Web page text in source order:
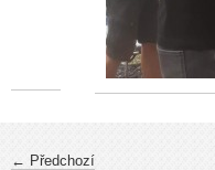
← Předchozí